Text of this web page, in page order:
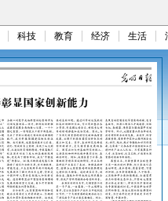
科技 教育 经济 生活